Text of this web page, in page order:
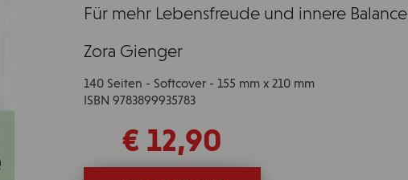
Für mehr Lebensfreude und innere Balance
Zora Gienger
140 Seiten - Softcover - 155 mm x 210 mm
ISBN 9783899935783
€ 12,90